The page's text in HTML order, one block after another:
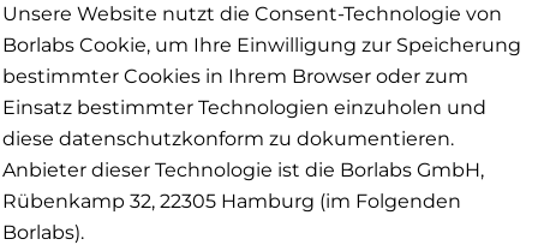
Unsere Website nutzt die Consent-Technologie von
Borlabs Cookie, um Ihre Einwilligung zur Speicherung
bestimmter Cookies in Ihrem Browser oder zum
Einsatz bestimmter Technologien einzuholen und
diese datenschutzkonform zu dokumentieren.
Anbieter dieser Technologie ist die Borlabs GmbH,
Rübenkamp 32, 22305 Hamburg (im Folgenden
Borlabs).